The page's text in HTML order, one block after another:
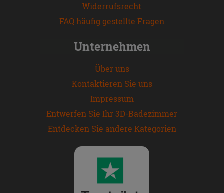
Widerrufsrecht
FAQ häufig gestellte Fragen
Unternehmen
Über uns
Kontaktieren Sie uns
Impressum
Entwerfen Sie Ihr 3D-Badezimmer
Entdecken Sie andere Kategorien